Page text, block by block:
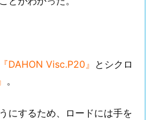
『DAHON Visc.P20』 とシクロ
。
にするため、ロードには手を